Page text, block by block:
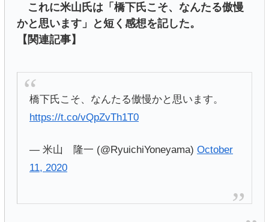
これに米山氏は「橋下氏こそ、なんたる傲慢
かと思います」と短く感想を記した。
【関連記事】
橋下氏こそ、なんたる傲慢かと思います。
https://t.co/vQpZvTh1T0
— 米山 隆一 (@RyuichiYoneyama) October
11, 2020